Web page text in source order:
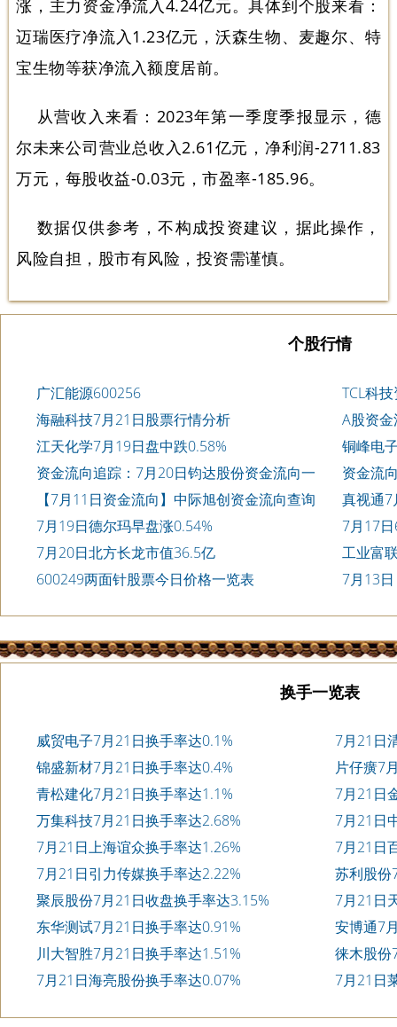
涨，主力资金净流入4.24亿元。具体到个股来看：
迈瑞医疗净流入1.23亿元，沃森生物、麦趣尔、特
宝生物等获净流入额度居前。
从营收入来看：2023年第一季度季报显示，德
尔未来公司营业总收入2.61亿元，净利润-2711.83
万元，每股收益-0.03元，市盈率-185.96。
数据仅供参考，不构成投资建议，据此操作，
风险自担，股市有风险，投资需谨慎。
个股行情
广汇能源600256
TCL科
海融科技7月21日股票行情分析
A股资
询
江天化学7月19日盘中跌0.58%
铜峰电
资金流向追踪：7月20日钧达股份资金流向一
览表
资金流
查询
【7月11日资金流向】中际旭创资金流向查询
真视通7
7月19日德尔玛早盘涨0.54%
7月17
7月20日北方长龙市值36.5亿
工业富
600249两面针股票今日价格一览表
7月13
换手一览表
威贸电子7月21日换手率达0.1%
7月21日
锦盛新材7月21日换手率达0.4%
片仔癀7
青松建化7月21日换手率达1.1%
7月21日
万集科技7月21日换手率达2.68%
7月21日
7月21日上海谊众换手率达1.26%
7月21日
7月21日引力传媒换手率达2.22%
苏利股份
聚辰股份7月21日收盘换手率达3.15%
7月21日
东华测试7月21日换手率达0.91%
安博通7
川大智胜7月21日换手率达1.51%
徕木股份
7月21日海亮股份换手率达0.07%
7月21日